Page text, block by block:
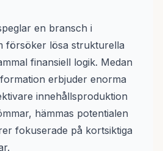
en bransch i
försöker lösa strukturella
finansiell logik. Medan
erbjuder enorma
innehållsproduktion
hämmas potentialen
fokuserade på kortsiktiga